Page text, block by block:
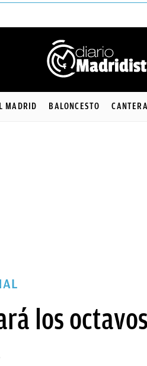
MADRID BALONCESTO CANTERA
los